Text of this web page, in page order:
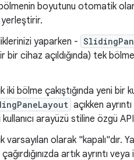
boyutunu otomatik
yaparken -
cihaz açıldığında) tek
iki bölme çakıştığında yeni bir
açıkken
arayüzü stiline özgü
varsayılan olarak "kapalı"dır.
artık ayrıntı